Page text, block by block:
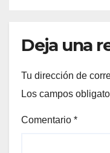
Deja una
Tu dirección de
Los campos
Comentario *